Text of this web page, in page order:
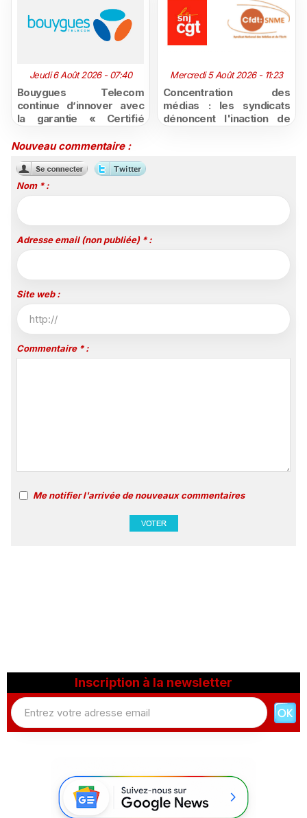
Jeudi 6 Août 2026 - 07:40
Bouygues Telecom
continue d’innover avec
la garantie « Certifié
»
Mercredi 5 Août 2026 - 11:23
Concentration des
médias : les syndicats
dénoncent l'inaction de
Nouveau commentaire :
Nom * :
Adresse email (non publiée) * :
Site web :
Commentaire * :
Me notifier l'arrivée de nouveaux commentaires
Inscription à la newsletter